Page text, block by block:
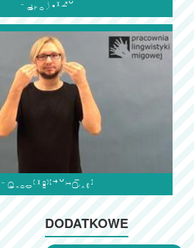


DODATKOWE